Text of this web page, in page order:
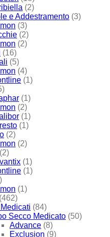
(2)
e Addestramento (3)
(3)
(2)
(2)
(16)
(5)
(4)
(1)
(1)
(2)
(1)
(1)
(2)
(2)
(2)
(1)
(1)
(1)
(462)
(84)
Secco Medicato (50)
Advance (8)
Exclusion (9)